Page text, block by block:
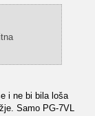
i ne bi bila loša
Samo PG-7VL